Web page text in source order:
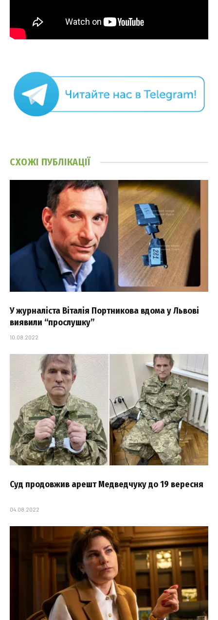
СХОЖІ ПУБЛІКАЦІЇ
У журналіста Віталія Портникова вдома у Львові
виявили “прослушку”
10.08.2022
Суд продовжив арешт Медведчуку до 19 вересня
04.08.2022